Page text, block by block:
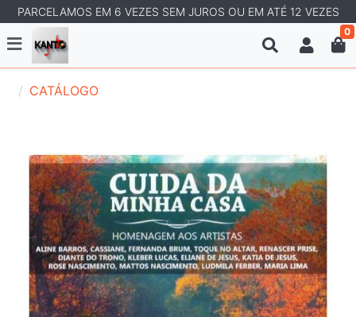
PARCELAMOS EM 6 VEZES SEM JUROS OU EM ATÉ 12 VEZES
0
CATÁLOGO